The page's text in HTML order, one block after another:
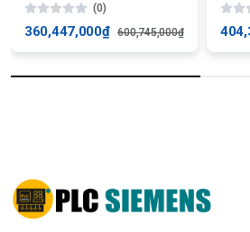
(0)
360,447,000₫ 600,745,000₫